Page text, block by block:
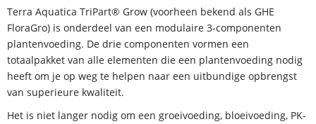
Terra Aquatica TriPart® Grow (voorheen bekend als GHE
FloraGro) is onderdeel van een modulaire 3-componenten
plantenvoeding. De drie componenten vormen een
totaalpakket van alle elementen die een plantenvoeding nodig
heeft om je op weg te helpen naar een uitbundige opbrengst
van superieure kwaliteit.
Het is niet langer nodig om een groeivoeding, bloeivoeding, PK-